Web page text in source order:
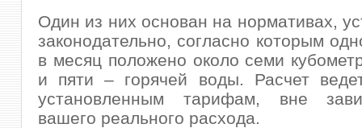
Один из них основан на нормативах,
законодательно, согласно которым
в месяц положено около семи
и пяти – горячей воды. Расчет
установленным тарифам, вне
вашего реального расхода.